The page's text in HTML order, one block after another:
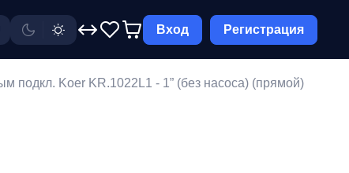
Вход Регистрация
подкл. Koer KR.1022L1 - 1” (без насоса) (прямой)